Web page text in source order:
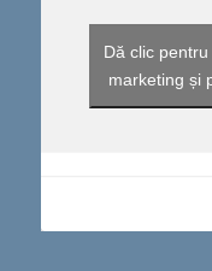
Dă clic
marketing și